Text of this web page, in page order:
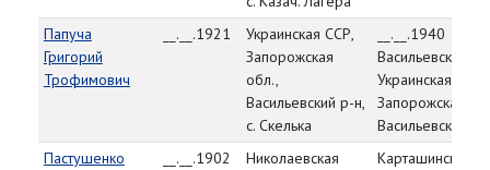
Папуча
Григорий
Трофимович
__.__.1921
Украинская ССР,
Запорожская
обл.,
Васильевский р-н,
с. Скелька
__.__.1940
Васильевский
Украинская ССР,
Запорожская
Васильевский р-
Пастушенко
__.__.1902
Николаевская
Карташинский